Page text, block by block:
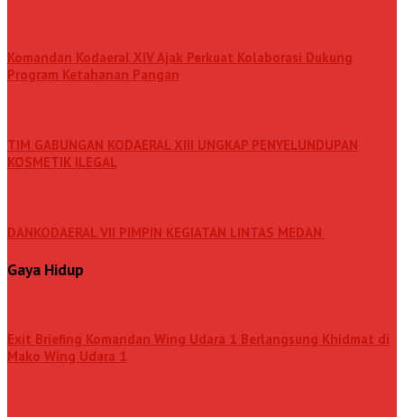
Komandan Kodaeral XIV Ajak Perkuat Kolaborasi Dukung
Program Ketahanan Pangan
TIM GABUNGAN KODAERAL XIII UNGKAP PENYELUNDUPAN
KOSMETIK ILEGAL
DANKODAERAL VII PIMPIN KEGIATAN LINTAS MEDAN
Gaya Hidup
Exit Briefing Komandan Wing Udara 1 Berlangsung Khidmat di
Mako Wing Udara 1